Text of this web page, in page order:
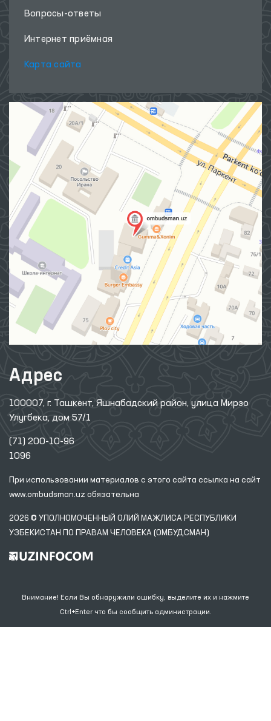
Вопросы-ответы
Интернет приёмная
Карта сайта
Адрес
100007, г. Ташкент, Яшнабадский район, улица Мирзо
Улугбека, дом 57/1
(71) 200-10-96
1096
При использовании материалов с этого сайта ссылка на сайт
www.ombudsman.uz обязательна
2026 © УПОЛНОМОЧЕННЫЙ ОЛИЙ МАЖЛИСА РЕСПУБЛИКИ
УЗБЕКИСТАН ПО ПРАВАМ ЧЕЛОВЕКА (ОМБУДСМАН)
Внимание! Если Вы обнаружили ошибку, выделите их и нажмите
Ctrl+Enter что бы сообщить администрации.